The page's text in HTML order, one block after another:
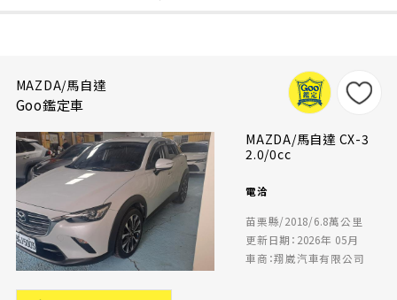
MAZDA/馬自達
Goo鑑定車
MAZDA/馬自達 CX-3
2.0/0cc
電洽
苗栗縣/2018/6.8萬公里
更新日期：2026年 05月
車商：翔崴汽車有限公司